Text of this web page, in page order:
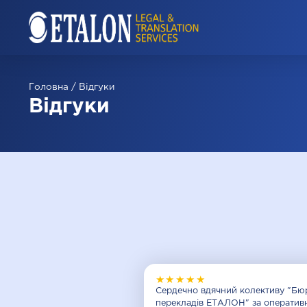
Головна / Відгуки
Відгуки
★★★★★
Сердечно вдячний колективу
перекладів ЕТАЛОН" за